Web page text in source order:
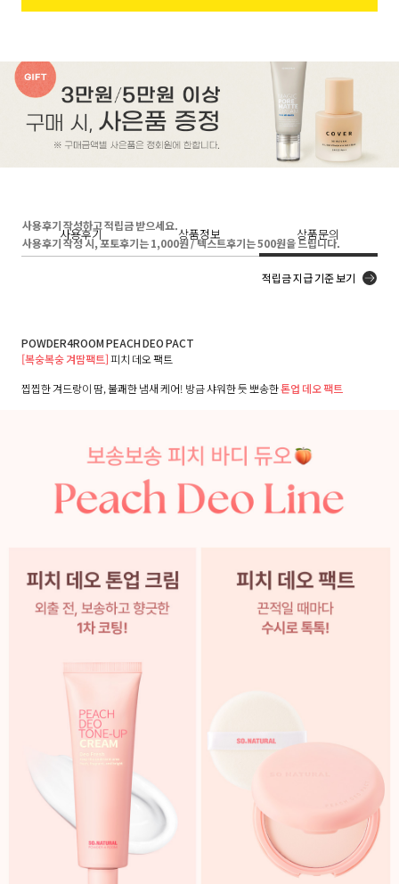
사용후기 상품정보 상품문의
사용후기 작성하고 적립금 받으세요.
사용후기 작성 시, 포토후기는 1,000원 / 텍스트후기는 500원을 드립니다.
적립금 지급 기준 보기
POWDER4ROOM PEACH DEO PACT
[복숭복숭 겨땀팩트]피치 데오 팩트
찝찝한 겨드랑이 땀, 불쾌한 냄새 케어! 방금 샤워한 듯 뽀송한톤업 데오 팩트